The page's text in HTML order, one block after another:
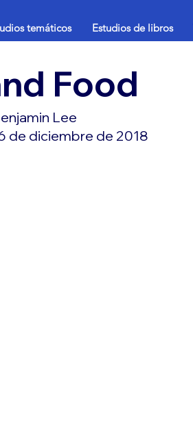
temáticos Estudios de libros
Food
Lee
de diciembre de 2018